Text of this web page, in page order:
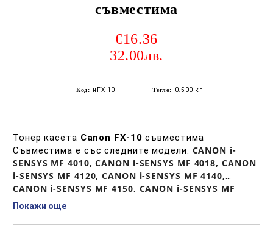
съвместима
€16.36
32.00лв.
Код: нFX-10 Тегло: 0.500 кг
Тонер касета Canon FX-10 съвместима
Съвместима е със следните модели: CANON i-
SENSYS MF 4010, CANON i-SENSYS MF 4018, CANON
i-SENSYS MF 4120, CANON i-SENSYS MF 4140,
CANON i-SENSYS MF 4150, CANON i-SENSYS MF
4270, CANON i-SENSYS MF 4320D, CANON i-SENSYS
MF 4330D, CANON i-SENSYS MF 4340D, CANON i-
Покажи още